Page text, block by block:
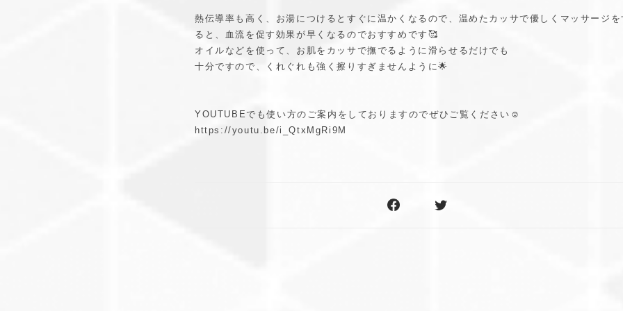
熱伝導率も高く、お湯につけるとすぐに温かくなるので、温めたカッサで優しくマッサージを
ると、血流を促す効果が早くなるのでおすすめです🥰
オイルなどを使って、お肌をカッサで撫でるように滑らせるだけでも
十分ですので、くれぐれも強く擦りすぎませんように🌟
YOUTUBEでも使い方のご案内をしておりますのでぜひご覧ください☺️
https://youtu.be/i_QtxMgRi9M